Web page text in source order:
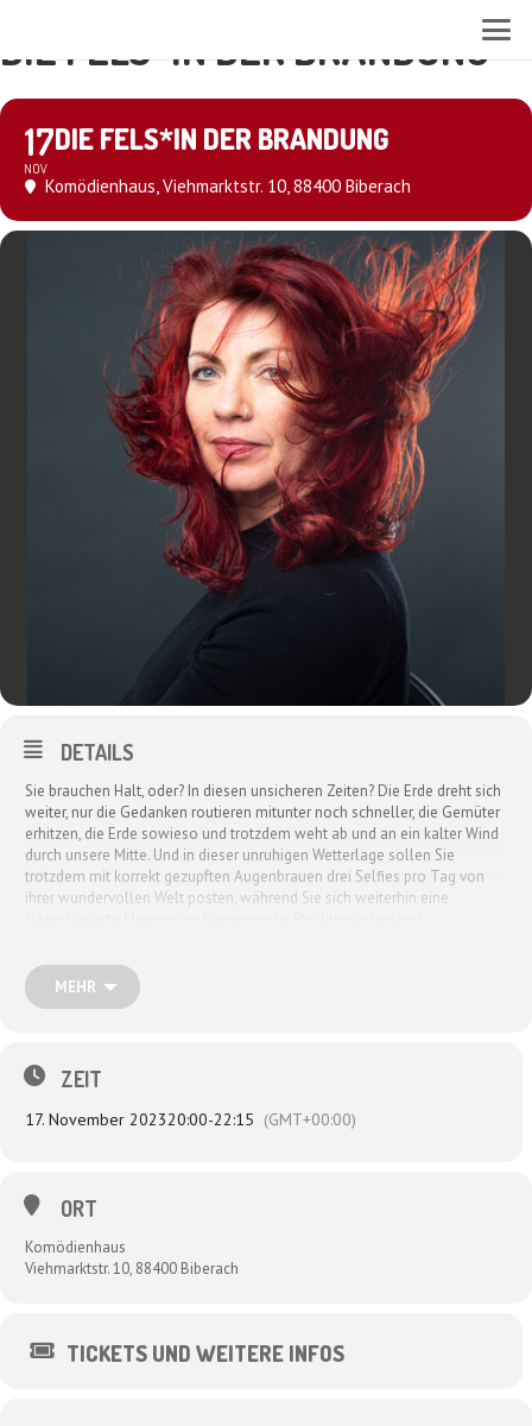
DIE FELS*IN DER BRANDUNG
17
NOV
DIE FELS*IN DER BRANDUNG
Komödienhaus, Viehmarktstr. 10, 88400 Biberach
DETAILS
Sie brauchen Halt, oder? In diesen unsicheren Zeiten? Die Erde dreht sich
weiter, nur die Gedanken routieren mitunter noch schneller, die Gemüter
erhitzen, die Erde sowieso und trotzdem weht ab und an ein kalter Wind
durch unsere Mitte. Und in dieser unruhigen Wetterlage sollen Sie
trotzdem mit korrekt gezupften Augenbrauen drei Selfies pro Tag von
ihrer wundervollen Welt posten, während Sie sich weiterhin eine
Keine Ahnung. Aber wie gut, dass es Dagmar Schönleber gibt:
unerschütterlich steht sie ihre Frau, lobt die Mutigen und erzieht die ewig
Jammernden mit der ihr eigenen bekloppten Souveränität, aber ohne
Schnäppchen, mit Worten, Wumms und Westerngitarre.
Gratin“ – „Garantiert teilweise vegan!“ – „Lieder zum Steinerweichen!“ –
MEHR
ZEIT
17. November 202320:00-22:15 (GMT+00:00)
ORT
Komödienhaus
Viehmarktstr. 10, 88400 Biberach
TICKETS UND WEITERE INFOS